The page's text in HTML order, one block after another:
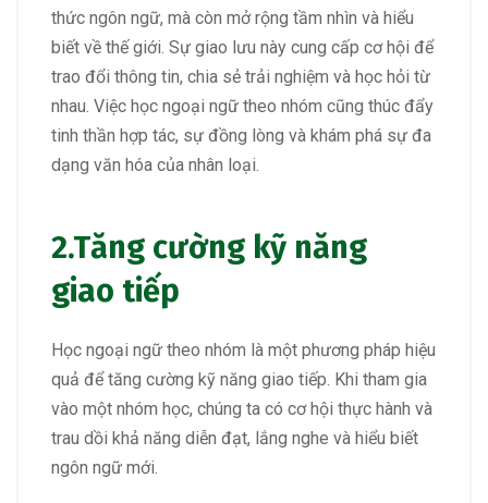
thức ngôn ngữ, mà còn mở rộng tầm nhìn và hiểu
biết về thế giới. Sự giao lưu này cung cấp cơ hội để
trao đổi thông tin, chia sẻ trải nghiệm và học hỏi từ
nhau. Việc học ngoại ngữ theo nhóm cũng thúc đẩy
tinh thần hợp tác, sự đồng lòng và khám phá sự đa
dạng văn hóa của nhân loại.
2.Tăng cường kỹ năng
giao tiếp
Học ngoại ngữ theo nhóm là một phương pháp hiệu
quả để tăng cường kỹ năng giao tiếp. Khi tham gia
vào một nhóm học, chúng ta có cơ hội thực hành và
trau dồi khả năng diễn đạt, lắng nghe và hiểu biết
ngôn ngữ mới.